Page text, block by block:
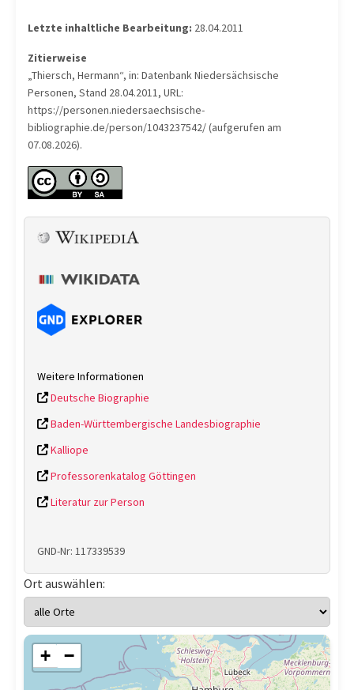
Letzte inhaltliche Bearbeitung: 28.04.2011
Zitierweise
„Thiersch, Hermann“, in: Datenbank Niedersächsische
Personen, Stand 28.04.2011, URL:
https://personen.niedersaechsische-
bibliographie.de/person/1043237542/ (aufgerufen am
07.08.2026).
Weitere Informationen
Deutsche Biographie
Baden-Württembergische Landesbiographie
Kalliope
Professorenkatalog Göttingen
Literatur zur Person
GND-Nr: 117339539
Ort auswählen:
+ −